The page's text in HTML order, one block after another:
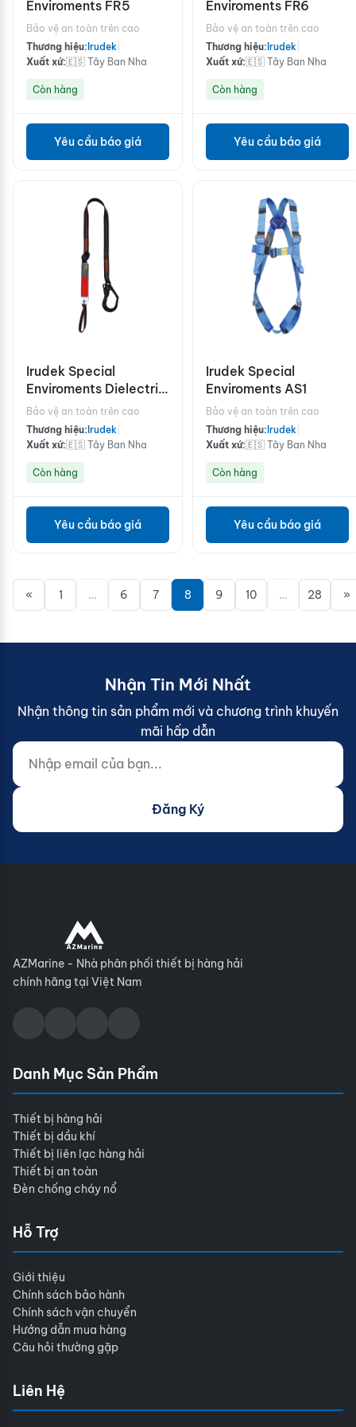
Enviroments FR5
Bảo vệ an toàn trên cao
Thương hiệu: Irudek
Xuất xứ:🇪🇸 Tây Ban Nha
Còn hàng
Yêu cầu báo giá
Enviroments FR6
Bảo vệ an toàn trên cao
Thương hiệu: Irudek
Xuất xứ:🇪🇸 Tây Ban Nha
Còn hàng
Yêu cầu báo giá
Irudek Special
Enviroments Dielectric
5
Bảo vệ an toàn trên cao
Thương hiệu: Irudek
Xuất xứ:🇪🇸 Tây Ban Nha
Còn hàng
Yêu cầu báo giá
Irudek Special
Enviroments AS1
Bảo vệ an toàn trên cao
Thương hiệu: Irudek
Xuất xứ:🇪🇸 Tây Ban Nha
Còn hàng
Yêu cầu báo giá
« 1 … 6 7 8 9 10 … 28 »
Nhận Tin Mới Nhất
Nhận thông tin sản phẩm mới và chương trình khuyến
mãi hấp dẫn
Nhập email của bạn...
Website (do not fill)
Đăng Ký
AZMarine - Nhà phân phối thiết bị hàng hải
chính hãng tại Việt Nam
Danh Mục Sản Phẩm
Thiết bị hàng hải
Thiết bị dầu khí
Thiết bị liên lạc hàng hải
Thiết bị an toàn
Đèn chống cháy nổ
Hỗ Trợ
Giới thiệu
Chính sách bảo hành
Chính sách vận chuyển
Hướng dẫn mua hàng
Câu hỏi thường gặp
Liên Hệ